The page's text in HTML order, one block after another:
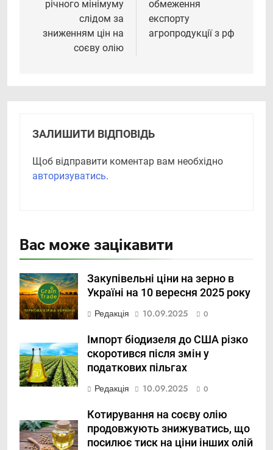
річного мінімуму
слідом за
зниженням цін на
соєву олію
обмеження
експорту
агропродукції з рф
ЗАЛИШИТИ ВІДПОВІДЬ
Щоб відправити коментар вам необхідно
авторизуватись.
Вас може зацікавити
Закупівельні ціни на зерно в
Україні на 10 вересня 2025 року
Редакція
10.09.2025 0
Імпорт біодизеля до США різко
скоротився після змін у
податкових пільгах
Редакція
10.09.2025 0
Котирування на соєву олію
продовжують знижуватись, що
посилює тиск на ціни інших олій